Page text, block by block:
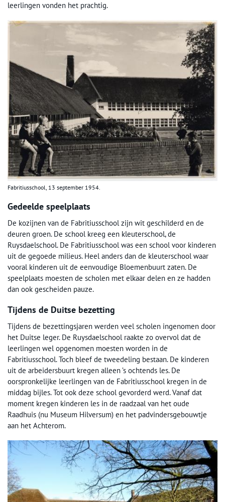
leerlingen vonden het prachtig.
Fabritiusschool, 13 september 1954.
Gedeelde speelplaats
De kozijnen van de Fabritiusschool zijn wit geschilderd en de
deuren groen. De school kreeg een kleuterschool, de
Ruysdaelschool. De Fabritiusschool was een school voor kinderen
uit de gegoede milieus. Heel anders dan de kleuterschool waar
vooral kinderen uit de eenvoudige Bloemenbuurt zaten. De
speelplaats moesten de scholen met elkaar delen en ze hadden
dan ook gescheiden pauze.
Tijdens de Duitse bezetting
Tijdens de bezettingsjaren werden veel scholen ingenomen door
het Duitse leger. De Ruysdaelschool raakte zo overvol dat de
leerlingen wel opgenomen moesten worden in de
Fabritiusschool. Toch bleef de tweedeling bestaan. De kinderen
uit de arbeidersbuurt kregen alleen ’s ochtends les. De
oorspronkelijke leerlingen van de Fabritiusschool kregen in de
middag bijles. Tot ook deze school gevorderd werd. Vanaf dat
moment kregen kinderen les in de raadzaal van het oude
Raadhuis (nu Museum Hilversum) en het padvindersgebouwtje
aan het Achterom.